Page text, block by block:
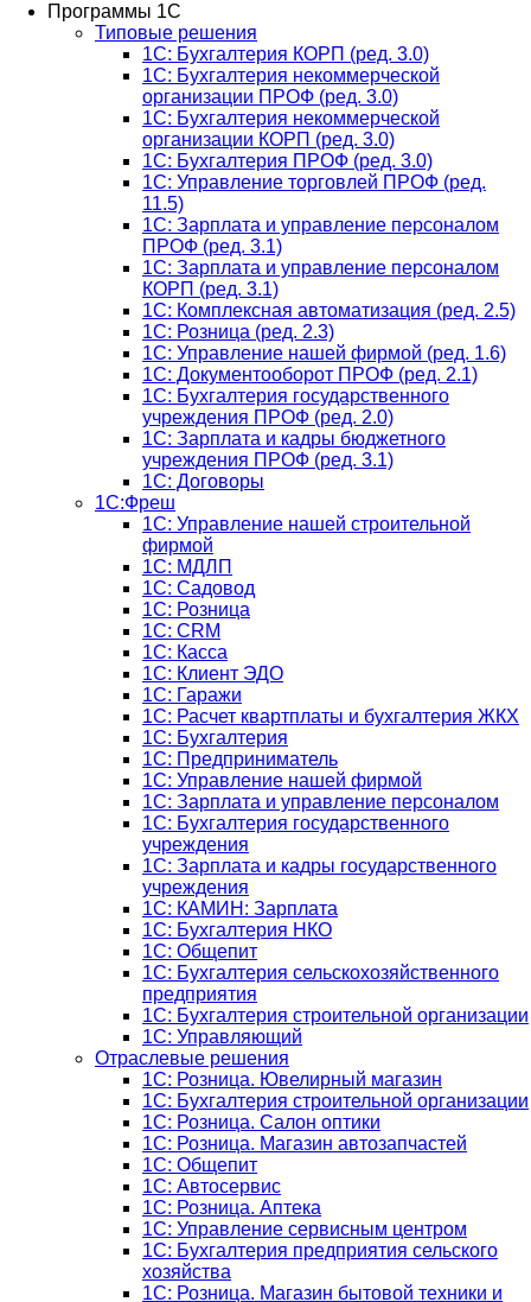
Программы 1С
Типовые решения
1C: Бухгалтерия КОРП (ред. 3.0)
1С: Бухгалтерия некоммерческой
организации ПРОФ (ред. 3.0)
1С: Бухгалтерия некоммерческой
организации КОРП (ред. 3.0)
1C: Бухгалтерия ПРОФ (ред. 3.0)
1C: Управление торговлей ПРОФ (ред.
11.5)
1C: Зарплата и управление персоналом
ПРОФ (ред. 3.1)
1C: Зарплата и управление персоналом
КОРП (ред. 3.1)
1C: Комплексная автоматизация (ред. 2.5)
1С: Розница (ред. 2.3)
1С: Управление нашей фирмой (ред. 1.6)
1С: Документооборот ПРОФ (ред. 2.1)
1C: Бухгалтерия государственного
учреждения ПРОФ (ред. 2.0)
1C: Зарплата и кадры бюджетного
учреждения ПРОФ (ред. 3.1)
1С: Договоры
1С:Фреш
1С: Управление нашей строительной
фирмой
1С: МДЛП
1С: Садовод
1С: Розница
1C: CRM
1C: Касса
1С: Клиент ЭДО
1С: Гаражи
1C: Расчет квартплаты и бухгалтерия ЖКХ
1C: Бухгалтерия
1C: Предприниматель
1C: Управление нашей фирмой
1C: Зарплата и управление персоналом
1C: Бухгалтерия государственного
учреждения
1C: Зарплата и кадры государственного
учреждения
1C: КАМИН: Зарплата
1C: Бухгалтерия НКО
1С: Общепит
1С: Бухгалтерия сельскохозяйст­венного
предприятия
1С: Бухгалтерия строительной организации
1С: Управляющий
Отраслевые решения
1С: Розница. Ювелирный магазин
1С: Бухгалтерия строительной организации
1С: Розница. Салон оптики
1С: Розница. Магазин автозапчастей
1C: Общепит
1С: Автосервис
1С: Розница. Аптека
1С: Управление сервисным центром
1С: Бухгалтерия предприятия сельского
хозяйства
1С: Розница. Магазин бытовой техники и